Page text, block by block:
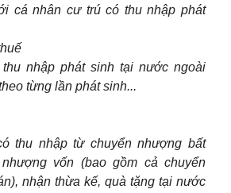
cá nhân cư trú có thu nhập phát
nhập phát sinh tại nước ngoài
từng lần phát sinh...
thu nhập từ chuyển nhượng bất
vốn (bao gồm cả chuyển
nhận thừa kế, quà tặng tại nước